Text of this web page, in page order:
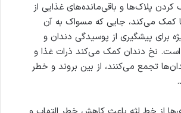
پلاک‌ها و باقی‌مانده‌های غذایی از
کمک می‌کند، جایی که مسواک به آن
برای پیشگیری از پوسیدگی دندان و
است. نخ دندان کمک می‌کند ذرات غذا و
تجمع می‌کنند، از بین بروند و خطر